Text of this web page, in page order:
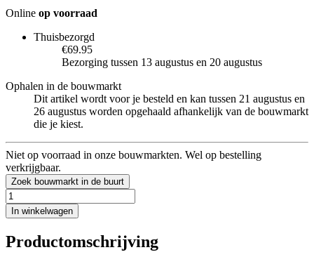
Online op voorraad
Thuisbezorgd
€69.95
Bezorging tussen 13 augustus en 20 augustus
Ophalen in de bouwmarkt
Dit artikel wordt voor je besteld en kan tussen 21 augustus en
26 augustus worden opgehaald afhankelijk van de bouwmarkt
die je kiest.
Niet op voorraad in onze bouwmarkten. Wel op bestelling
verkrijgbaar.
Zoek bouwmarkt in de buurt
In winkelwagen
Productomschrijving